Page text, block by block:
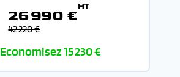
26 990 €
HT
42 220 €
Economisez15 230 €